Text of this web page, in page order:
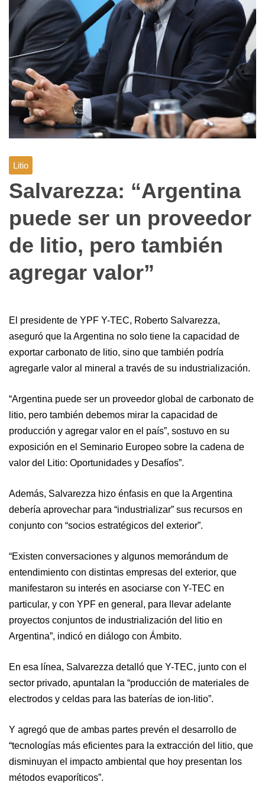
Litio
Salvarezza: “Argentina
puede ser un proveedor
de litio, pero también
agregar valor”
El presidente de YPF Y-TEC, Roberto Salvarezza,
aseguró que la Argentina no solo tiene la capacidad de
exportar carbonato de litio, sino que también podría
agregarle valor al mineral a través de su industrialización.
“Argentina puede ser un proveedor global de carbonato de
litio, pero también debemos mirar la capacidad de
producción y agregar valor en el país”, sostuvo en su
exposición en el Seminario Europeo sobre la cadena de
valor del Litio: Oportunidades y Desafíos”.
Además, Salvarezza hizo énfasis en que la Argentina
debería aprovechar para “industrializar” sus recursos en
conjunto con “socios estratégicos del exterior”.
“Existen conversaciones y algunos memorándum de
entendimiento con distintas empresas del exterior, que
manifestaron su interés en asociarse con Y-TEC en
particular, y con YPF en general, para llevar adelante
proyectos conjuntos de industrialización del litio en
Argentina”, indicó en diálogo con Ámbito.
En esa línea, Salvarezza detalló que Y-TEC, junto con el
sector privado, apuntalan la “producción de materiales de
electrodos y celdas para las baterías de ion-litio”.
Y agregó que de ambas partes prevén el desarrollo de
“tecnologías más eficientes para la extracción del litio, que
disminuyan el impacto ambiental que hoy presentan los
métodos evaporíticos”.